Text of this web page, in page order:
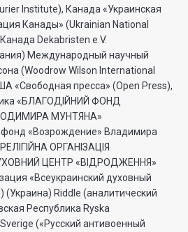
Institute), Канада «Украинская
Канады» (Ukrainian National
Dekabristen e.V.
Международный научный
(Woodrow Wilson International
«Свободная пресса» (Open Press),
«БЛАГОДIЙНИЙ ФОНД
МУНТЯНА»
фонд «Возрождение» Владимира
ОРГАНIЗАЦIЯ
ЦЕНТР «ВIДРОДЖЕННЯ»
«Всеукраинский духовный
Riddle (аналитический
Республика Ryska
(«Русский антивоенный